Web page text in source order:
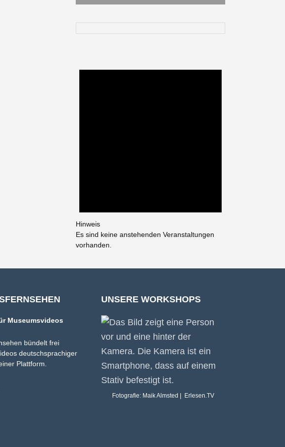
Hinweis
Es sind keine anstehenden Veranstaltungen
vorhanden.
Museumsvideos
bündelt frei
deutschsprachiger
Plattform.
UNSERE WORKSHOPS
Fotografie: Maik Almsted | Erlesen.TV